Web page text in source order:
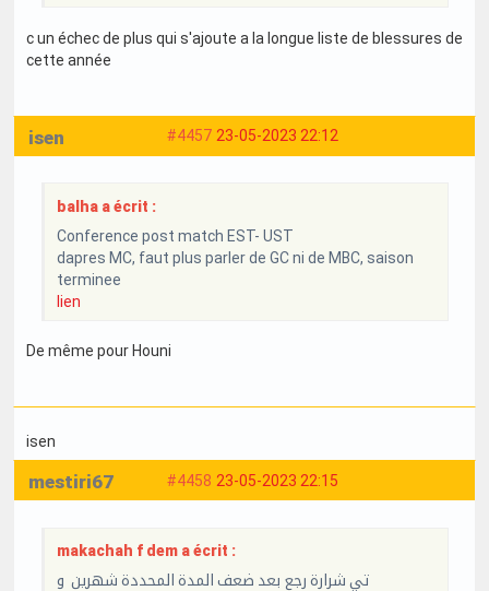
c un échec de plus qui s'ajoute a la longue liste de blessures de
cette année
#4457 23-05-2023 22:12
isen
balha a écrit :
Conference post match EST- UST
dapres MC, faut plus parler de GC ni de MBC, saison
terminee
lien
De même pour Houni
isen
#4458 23-05-2023 22:15
mestiri67
makachah f dem a écrit :
تي شرارة رجع بعد ضعف المدة المحددة شهرين و